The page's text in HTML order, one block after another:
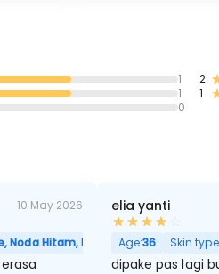
1
1
0
2
1
10 May 2026
Noda Hitam, Kulit Kering, Sensitif
elia yanti
Age:36 Skin
dipake pas lagi